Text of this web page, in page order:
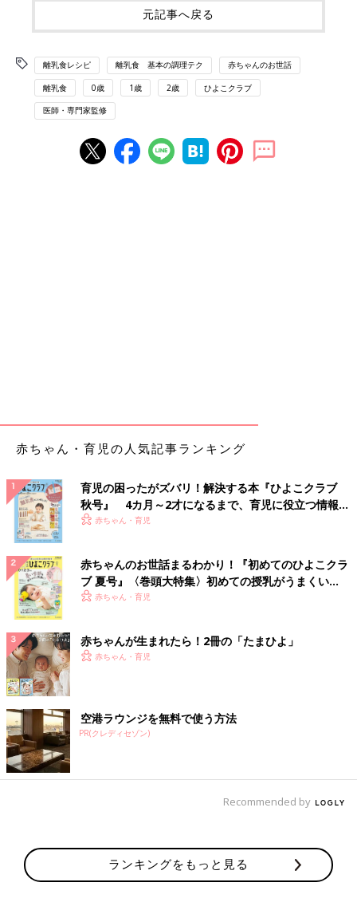
元記事へ戻る
離乳食レシピ 離乳食 基本の調理テク 赤ちゃんのお世話
離乳食 0歳 1歳 2歳 ひよこクラブ
医師・専門家監修
赤ちゃん・育児の人気記事ランキング
育児の困ったがズバリ！解決する本『ひよこクラブ
秋号』 4カ月～2才になるまで、育児に役立つ情報が
いっぱい！
赤ちゃん・育児
赤ちゃんのお世話まるわかり！『初めてのひよこクラ
ブ 夏号』〈巻頭大特集〉初めての授乳がうまくい
く！ おっぱい・ミルクの基本と夏のトラブル 解決テ
赤ちゃん・育児
赤ちゃんが生まれたら！2冊の「たまひよ」
赤ちゃん・育児
空港ラウンジを無料で使う方法
PR(クレディセゾン)
Recommended by
ランキングをもっと見る